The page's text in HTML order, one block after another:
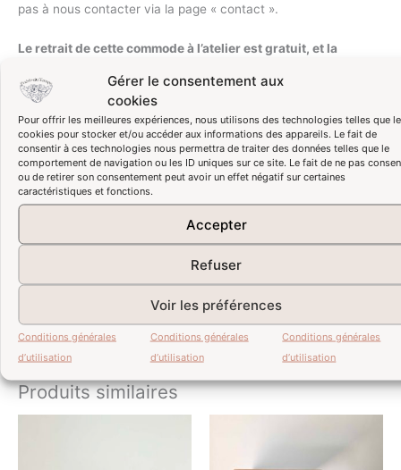
Gérer le consentement aux
cookies
Pour offrir les meilleures expériences, nous utilisons des technologies telles que
cookies pour stocker et/ou accéder aux informations des appareils. Le fait de
consentir à ces technologies nous permettra de traiter des données telles que le
comportement de navigation ou les ID uniques sur ce site. Le fait de ne pas
ou de retirer son consentement peut avoir un effet négatif sur certaines
caractéristiques et fonctions.
Accepter
Refuser
Voir les préférences
Conditions générales
d’utilisation
Conditions générales
d’utilisation
Conditions générales
d’utilisation
pas à nous contacter via la page « contact ».
Le retrait de cette commode à l’atelier est gratuit, et la
offerte.
Le tarif de livraison (au pied du véhicule) par notre
transporteur de confiance en Ile de France, sur l’axe
Bordeaux/Paris ou sur l’axe Bordeaux/Toulouse est à 48 €, à
lui régler directement (
choisir « retrait à l’atelier » lors de
votre commande, puis m’écrire afin de m’indiquer que vous
souhaitez une livraison – je m’occuperai de la mise en
relation).
Pour une livraison partout ailleurs, merci de me contacter
directement via la page « contact » en mentionnant votre
code postal, afin qu’un devis puisse vous être communiqué.
Produits similaires